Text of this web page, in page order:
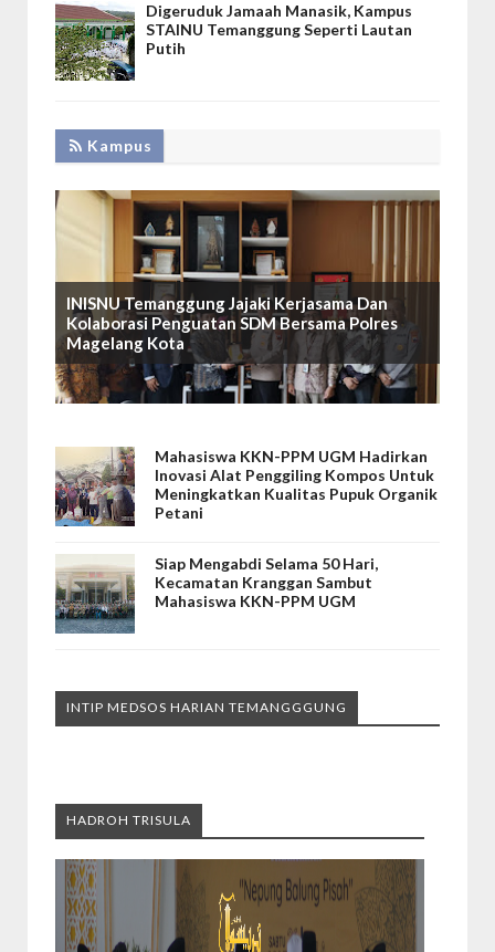
Digeruduk Jamaah Manasik, Kampus
STAINU Temanggung Seperti Lautan
Putih
Kampus
INISNU Temanggung Jajaki Kerjasama Dan
Kolaborasi Penguatan SDM Bersama Polres
Magelang Kota
Mahasiswa KKN-PPM UGM Hadirkan
Inovasi Alat Penggiling Kompos Untuk
Meningkatkan Kualitas Pupuk Organik
Petani
Siap Mengabdi Selama 50 Hari,
Kecamatan Kranggan Sambut
Mahasiswa KKN-PPM UGM
INTIP MEDSOS HARIAN TEMANGGGUNG
HADROH TRISULA